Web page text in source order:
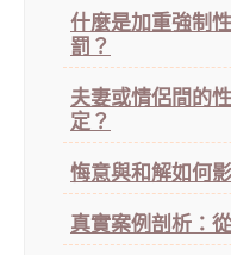
什麼是加重強制
罰？
夫妻或情侶間的
定？
悔意與和解如何
真實案例剖析：